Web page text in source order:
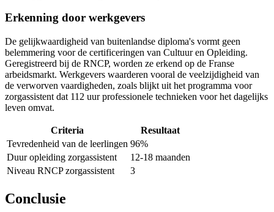
Erkenning door werkgevers
De gelijkwaardigheid van buitenlandse diploma's vormt geen
belemmering voor de certificeringen van Cultuur en Opleiding.
Geregistreerd bij de RNCP, worden ze erkend op de Franse
arbeidsmarkt. Werkgevers waarderen vooral de veelzijdigheid van
de verworven vaardigheden, zoals blijkt uit het programma voor
zorgassistent dat 112 uur professionele technieken voor het dagelijks
leven omvat.
Criteria
Resultaat
Tevredenheid van de leerlingen 96%
Duur opleiding zorgassistent
12-18 maanden
Niveau RNCP zorgassistent
3
Conclusie